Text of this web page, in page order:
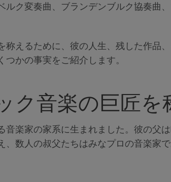
ルク変奏曲、ブランデンブルク協奏曲
称えるために、彼の人生、残した作品
かの事実をご紹介します。
ク音楽の巨匠を
音楽家の家系に生まれました。彼の父
、数人の叔父たちはみなプロの音楽家